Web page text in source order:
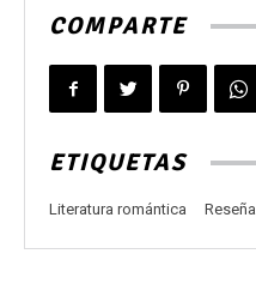
COMPARTE
ETIQUETAS
Literatura romántica Reseña